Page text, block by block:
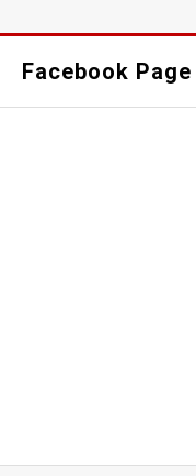
Facebook Page